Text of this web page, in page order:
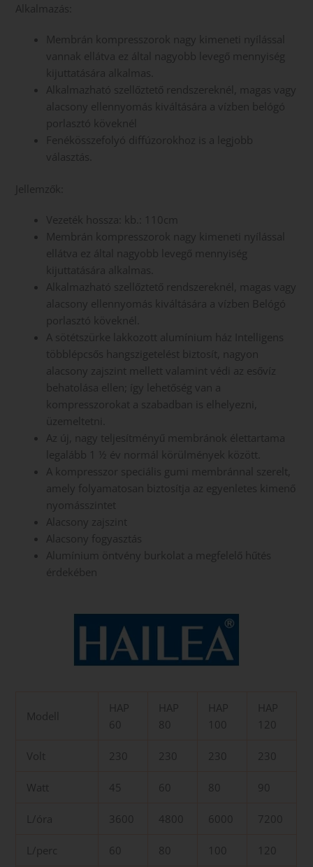
Alkalmazás:
Membrán kompresszorok nagy kimeneti nyílással
vannak ellátva ez által nagyobb levegő mennyiség
kijuttatására alkalmas.
Alkalmazható szellőztető rendszereknél, magas vagy
alacsony ellennyomás kiváltására a vízben belógó
porlasztó köveknél
Fenékösszefolyó diffúzorokhoz is a legjobb
választás.
Jellemzők:
Vezeték hossza: kb.: 110cm
Membrán kompresszorok nagy kimeneti nyílással
ellátva ez által nagyobb levegő mennyiség
kijuttatására alkalmas.
Alkalmazható szellőztető rendszereknél, magas vagy
alacsony ellennyomás kiváltására a vízben Belógó
porlasztó köveknél.
A sötétszürke lakkozott alumínium ház Intelligens
többlépcsős hangszigetelést biztosít, nagyon
alacsony zajszint mellett valamint védi az esővíz
behatolása ellen; így lehetőség van a
kompresszorokat a szabadban is elhelyezni,
üzemeltetni.
Az új, nagy teljesítményű membránok élettartama
legalább 1 ½ év normál körülmények között.
A kompresszor speciális gumi membránnal szerelt,
amely folyamatosan biztosítja az egyenletes kimenő
nyomásszintet
Alacsony zajszint
Alacsony fogyasztás
Alumínium öntvény burkolat a megfelelő hűtés
érdekében
Modell
HAP
60
HAP
80
HAP
100
HAP
120
Volt 230 230 230 230
Watt 45 60 80 90
L/óra 3600 4800 6000 7200
L/perc 60 80 100 120